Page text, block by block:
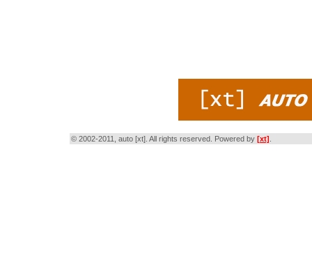
© 2002-2011, auto [xt]. All rights reserved. Powered by [xt]